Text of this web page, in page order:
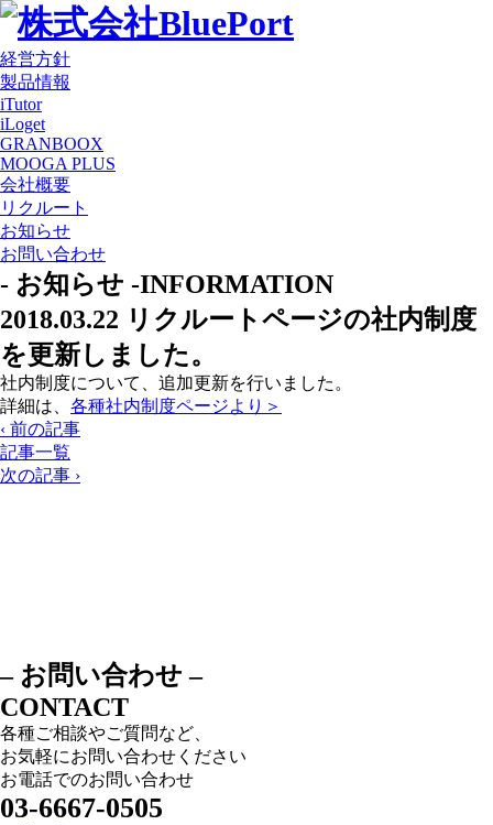
経営方針
製品情報
iTutor
iLoget
GRANBOOX
MOOGA PLUS
会社概要
リクルート
お知らせ
お問い合わせ
- お知らせ -INFORMATION
2018.03.22 リクルートページの社内制度
を更新しました。
社内制度について、追加更新を行いました。
詳細は、 各種社内制度ページより＞
‹ 前の記事
記事一覧
次の記事 ›
– お問い合わせ –
CONTACT
各種ご相談やご質問など、
お気軽にお問い合わせください
お電話でのお問い合わせ
03-6667-0505